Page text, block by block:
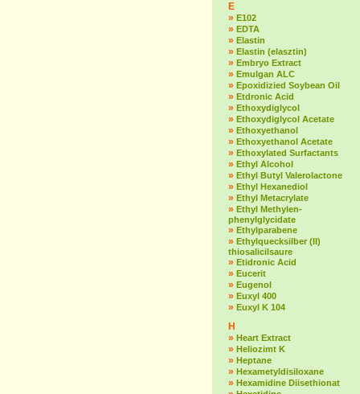
E
» E102
» EDTA
» Elastin
» Elastin (elasztin)
» Embryo Extract
» Emulgan ALC
» Epoxidizied Soybean Oil
» Etdronic Acid
» Ethoxydiglycol
» Ethoxydiglycol Acetate
» Ethoxyethanol
» Ethoxyethanol Acetate
» Ethoxylated Surfactants
» Ethyl Alcohol
» Ethyl Butyl Valerolactone
» Ethyl Hexanediol
» Ethyl Metacrylate
» Ethyl Methylen-
phenylglycidate
» Ethylparabene
» Ethylquecksilber (II)
thiosalicilsaure
» Etidronic Acid
» Eucerit
» Eugenol
» Euxyl 400
» Euxyl K 104
H
» Heart Extract
» Heliozimt K
» Heptane
» Hexametyldisiloxane
» Hexamidine Diisethionat